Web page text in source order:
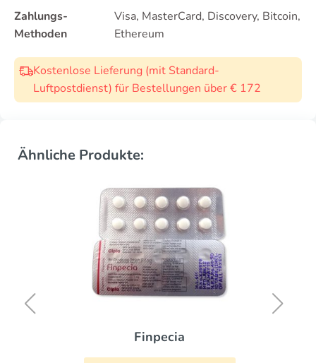
Zahlungs-
Methoden
Visa, MasterCard, Discovery, Bitcoin,
Ethereum
Kostenlose Lieferung (mit Standard-
Luftpostdienst) für Bestellungen über € 172
Ähnliche Produkte:
Finpecia